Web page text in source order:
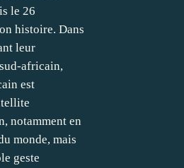
le 26
histoire. Dans
leur
africain,
est
notamment en
monde, mais
geste